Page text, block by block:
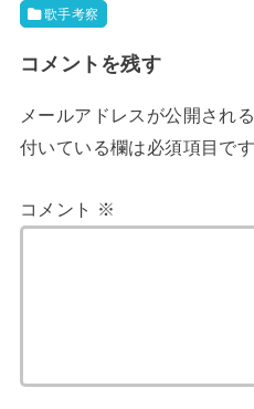
歌手考察
コメントを残す
メールアドレスが公開され
付いている欄は必須項目です
コメント ※